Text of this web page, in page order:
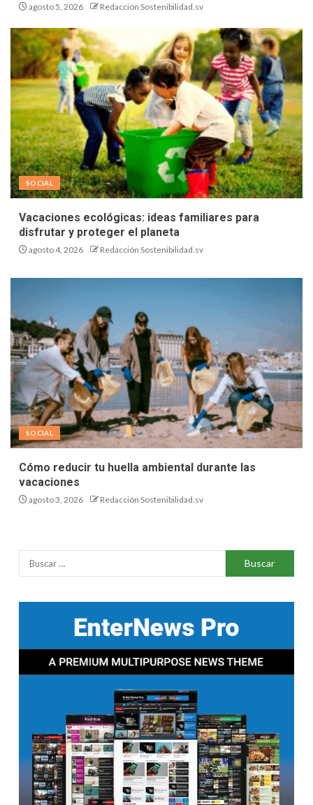
agosto 5, 2026 Redacción Sostenibilidad.sv
SOCIAL
Vacaciones ecológicas: ideas familiares para
disfrutar y proteger el planeta
agosto 4, 2026 Redacción Sostenibilidad.sv
SOCIAL
Cómo reducir tu huella ambiental durante las
vacaciones
agosto 3, 2026 Redacción Sostenibilidad.sv